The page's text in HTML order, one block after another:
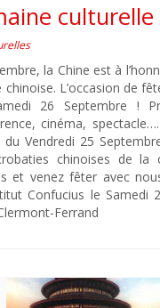
culturelle
la Chine est à
chinoise. L’occasion de
26 Septembre !
cinéma,
Vendredi 25
chinoises de la
et venez fêter avec
Confucius le Samedi
Ferrand